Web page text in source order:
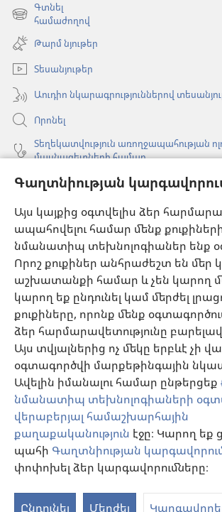
Գաղտնիության
Այս կայքից օգտվելիս ձեր
ապահովելու համար մենք
նմանատիպ տեխնոլոգիաներ ենք
Որոշ քուքիներ անհրաժեշտ են մեր
աշխատանքի համար և չեն կարող
կարող եք ընդունել կամ մերժել
քուքիները, որոնք մենք
ձեր հարմարավետությունը
Այս տվյալներից ոչ մեկը երբևէ չի
օգտագործվի մարքեթինգային
Ավելին իմանալու համար ընթերցեք
նմանատիպ տեխնոլոգիաների
վերաբերյալ համաշխարհային
քաղաքականություն էջը։ Կարող
պահի Գաղտնիության
փոփոխել ձեր կարգավորումները։
Ընդունել Մերժել
նոր
պատուհան)
Գտնել
համաժողով
(բացվում
նոր
պատուհան)
Թարմ նյութեր
Տեսանյութեր
Աուդիո նկարագրություններով
Որոնել
Տեղեկատվություն առողջապահության
մասնագետների համար
Գլոբալ հաղորդակցություն
Օգնություն
Նվիրատվություններ
(բացվում
է
նոր
պատուհան)
Դիտարանի ՕՆԼԱՅՆ ԳՐԱԴԱՐԱՆ
(բացվում
է
նոր
պատուհան)
JW Hub
(բացվում
է
նոր
պատուհան)
JW Library® հավելված
Watchtower Library
Copyright © 2026 Watch Tower Bible and Tract
ՕԳՏԱԳՈՐԾՄԱՆ ՊԱՅՄԱՆՆԵՐ |
ՔԱՂԱՔԱԿԱՆՈՒԹՅՈՒՆ|ԳԱՂՏՆԻՈՒԹՅԱՆ